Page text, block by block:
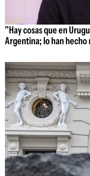
"Hay cosas que en
Argentina; lo han